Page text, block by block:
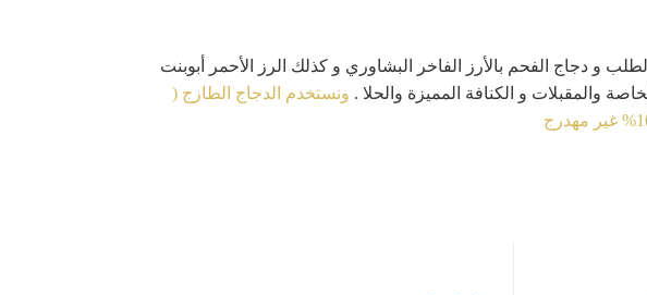
و دجاج الفحم بالأرز الفاخر البشاوري و كذلك الرز الأحمر أبوبنت
والمقبلات و الكنافة المميزة والحلا . ونستخدم الدجاج الطازج (